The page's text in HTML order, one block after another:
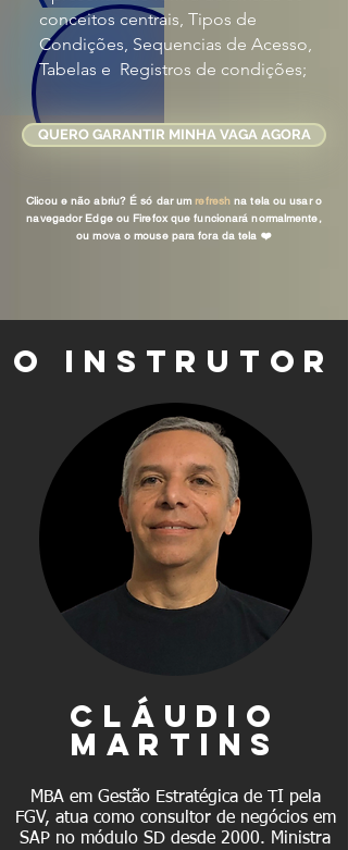
conceitos centrais, Tipos de
Condições, Sequencias de Acesso,
Tabelas e Registros de condições;
QUERO GARANTIR MINHA VAGA AGORA
Clicou e não abriu? É só dar um refresh na tela ou usar o
navegador Edge ou Firefox que funcionará normalmente,
ou mova o mouse para fora da tela ❤️️
O INSTRUTOR
cláudio
martins
MBA em Gestão Estratégica de TI pela
FGV, atua como consultor de negócios em
SAP no módulo SD desde 2000. Ministra